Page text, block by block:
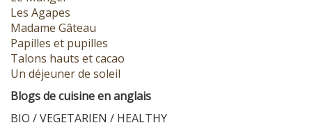
Les Agapes
Madame Gâteau
Papilles et pupilles
Talons hauts et cacao
Un déjeuner de soleil
Blogs de cuisine en anglais
BIO / VEGETARIEN / HEALTHY